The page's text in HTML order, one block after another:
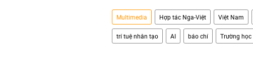
Multimedia Hợp tác Nga-Việt Việt Nam
trí tuệ nhân tạo AI báo chí Trường học